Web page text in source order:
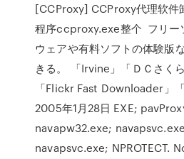
[CCProxy] CCProxy代理软件
程序ccproxy.exe整个 フリー
ウェアや有料ソフトの体験版
きる。 「Irvine」「ＤＣさく
「Flickr Fast Downloader」
2005年1月28日 EXE;
navapw32.exe;
navapsvc.exe; NPROTECT.